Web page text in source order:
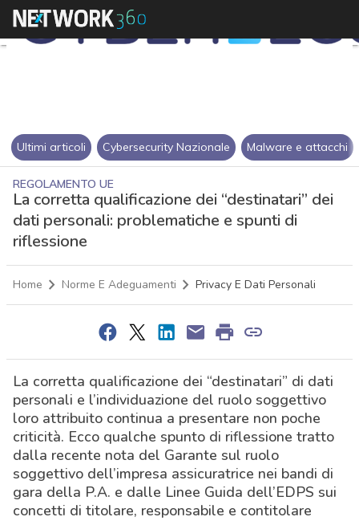
Ultimi articoli Cybersecurity Nazionale Malware e attacchi
REGOLAMENTO UE
La corretta qualificazione dei “destinatari” dei
dati personali: problematiche e spunti di
riflessione
Home Norme E Adeguamenti Privacy E Dati Personali
La corretta qualificazione dei “destinatari” di dati
personali e l’individuazione del ruolo soggettivo
loro attribuito continua a presentare non poche
criticità. Ecco qualche spunto di riflessione tratto
dalla recente nota del Garante sul ruolo
soggettivo dell’impresa assicuratrice nei bandi di
gara della P.A. e dalle Linee Guida dell’EDPS sui
concetti di titolare, responsabile e contitolare